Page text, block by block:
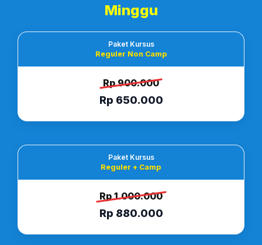
Minggu
Paket Kursus
Reguler Non Camp
Rp 900.000
Rp 650.000
Paket Kursus
Reguler + Camp
Rp 1.000.000
Rp 880.000